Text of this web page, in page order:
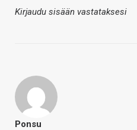
Kirjaudu sisään vastataksesi
Ponsu